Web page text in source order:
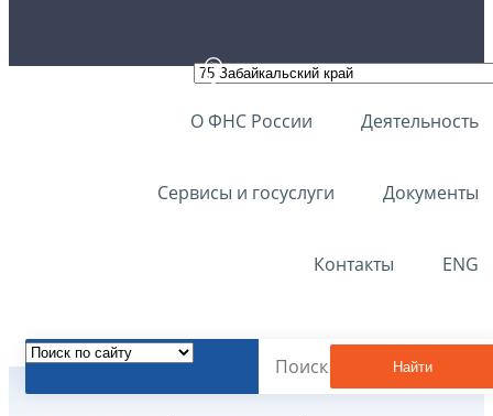
О ФНС России Деятельность
Сервисы и госуслуги Документы
Контакты ENG
Найти